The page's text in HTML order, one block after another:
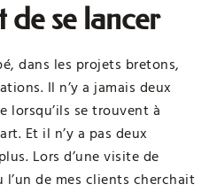
de se lancer
dans les projets bretons,
Il n’y a jamais deux
lorsqu’ils se trouvent à
Et il n’y a pas deux
Lors d’une visite de
de mes clients cherchait